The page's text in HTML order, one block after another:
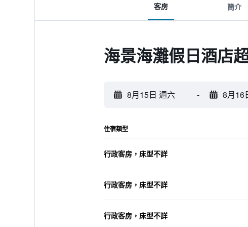
客房 簡介
海景海灘假日酒店
8月15日 週六 - 8月16
住宿類型
行政客房，床型不詳
行政客房，床型不詳
行政客房，床型不詳